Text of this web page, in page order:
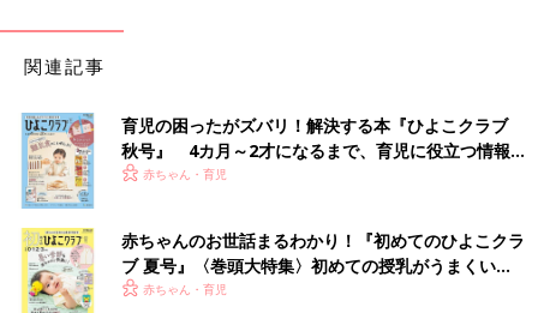
関連記事
育児の困ったがズバリ！解決する本『ひよこクラブ
秋号』 4カ月～2才になるまで、育児に役立つ情報が
いっぱい！
赤ちゃん・育児
赤ちゃんのお世話まるわかり！『初めてのひよこクラ
ブ 夏号』〈巻頭大特集〉初めての授乳がうまくい
く！ おっぱい・ミルクの基本と夏のトラブル 解決テ
赤ちゃん・育児